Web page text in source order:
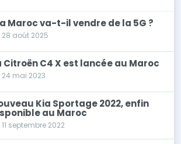
Maroc va-t-il vendre de la 5G ?
28 août 2025
Citroën C4 X est lancée au Maroc
24 mai 2023
Kia Sportage 2022, enfin
au Maroc
11 septembre 2022